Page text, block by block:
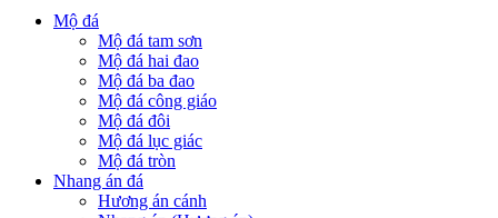
Mộ đá
Mộ đá tam sơn
Mộ đá hai đao
Mộ đá ba đao
Mộ đá công giáo
Mộ đá đôi
Mộ đá lục giác
Mộ đá tròn
Nhang án đá
Hương án cánh